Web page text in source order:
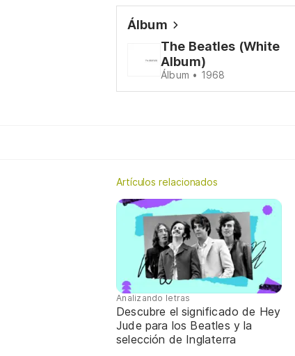
Álbum
The Beatles (White
Album)
Álbum • 1968
Artículos relacionados
Analizando letras
Descubre el significado de Hey
Jude para los Beatles y la
selección de Inglaterra